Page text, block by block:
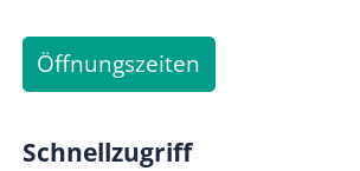
Öffnungszeiten
Schnellzugriff